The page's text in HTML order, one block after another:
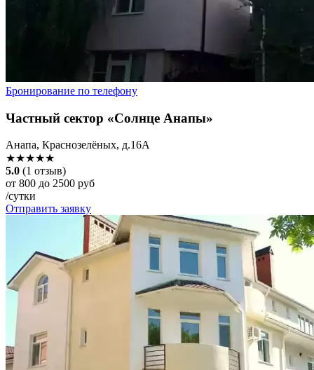
Бронирование по телефону
Частный сектор «Солнце Анапы»
Анапа, Краснозелёных, д.16А
★★★★★
5.0 (1 отзыв)
от 800 до 2500 руб
/сутки
Отправить заявку